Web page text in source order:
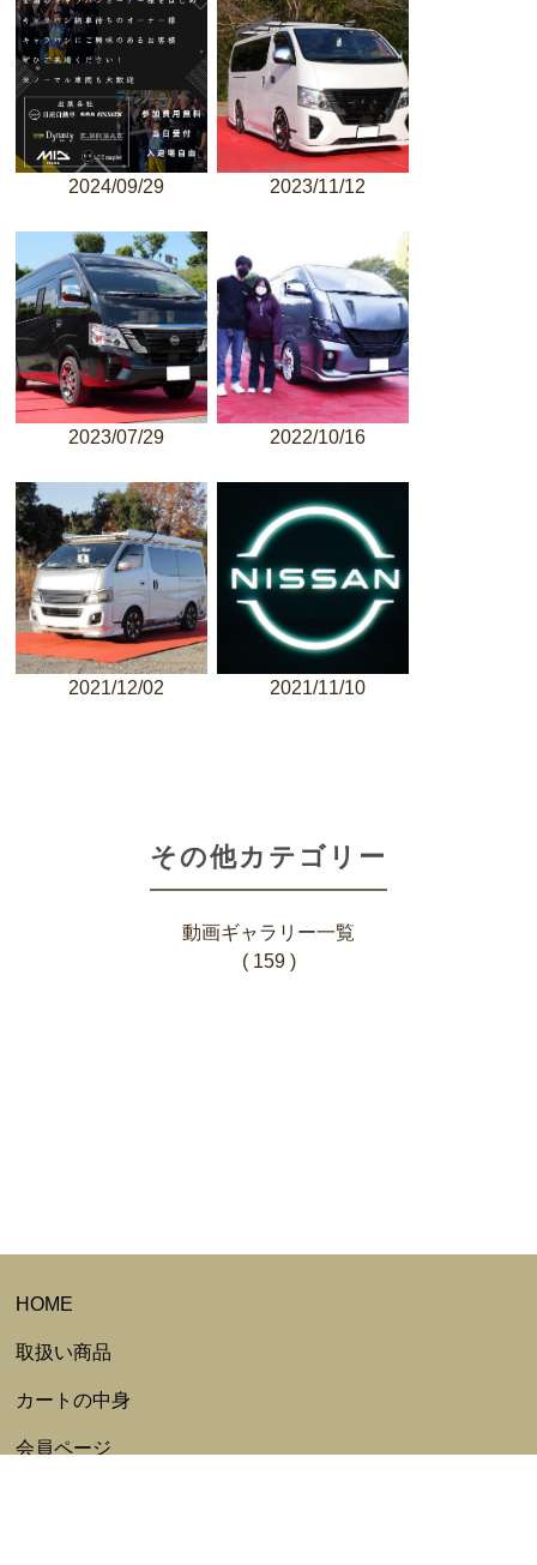
2024/09/29 2023/11/12
2023/07/29 2022/10/16
2021/12/02 2021/11/10
その他カテゴリー
動画ギャラリー一覧
( 159 )
HOME
取扱い商品
カートの中身
会員ページ